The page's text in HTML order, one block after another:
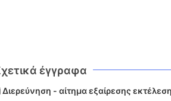
έγγραφα
Διερεύνηση - αίτημα εξαίρεσης